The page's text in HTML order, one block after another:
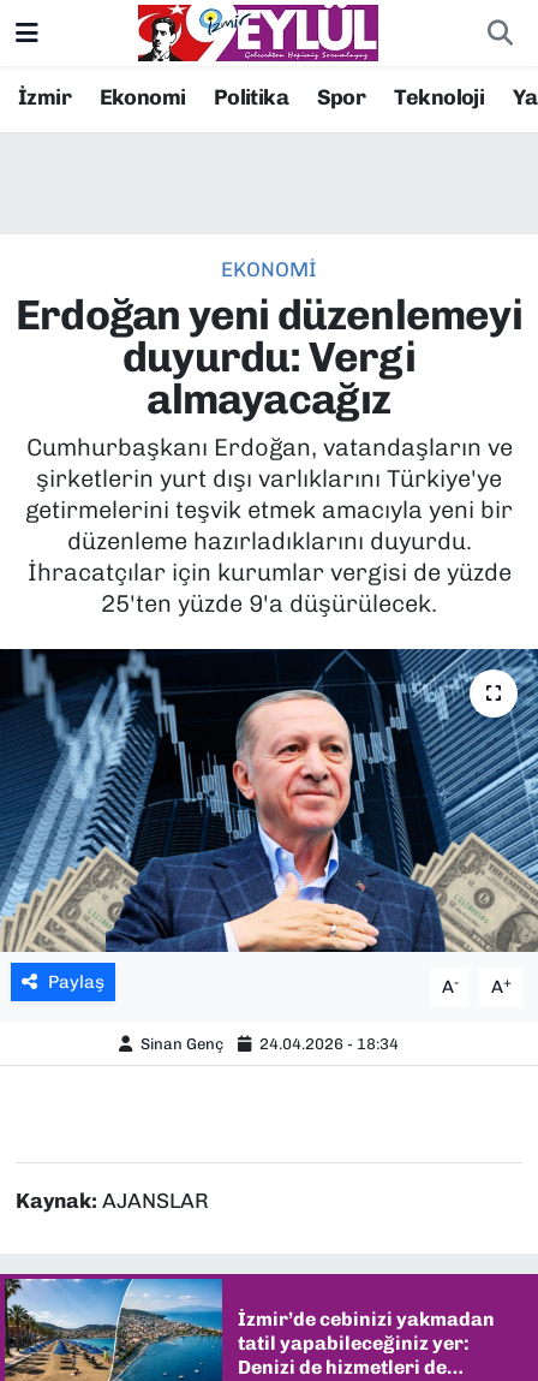
İzmir Ekonomi Politika Spor Teknoloji
EKONOMİ
Erdoğan yeni düzenlemeyi
duyurdu: Vergi
almayacağız
Cumhurbaşkanı Erdoğan, vatandaşların ve
şirketlerin yurt dışı varlıklarını Türkiye'ye
getirmelerini teşvik etmek amacıyla yeni bir
düzenleme hazırladıklarını duyurdu.
İhracatçılar için kurumlar vergisi de yüzde
25'ten yüzde 9'a düşürülecek.
Paylaş A- A+
Sinan Genç 24.04.2026 - 18:34
Kaynak: AJANSLAR
İzmir’de cebinizi yakmadan
tatil yapabileceğiniz yer:
Denizi de hizmetleri de
Resmi İlanlar
EKONOMİ
KÜLTÜR SANAT
MAGAZİN
POLİTİKA
SAĞLIK
SPOR
TEKNOLOJİ
YAŞAM
YEREL YÖNETİMLER
Konak Nöbetçi Eczaneler
Süper Lig Puan Durumu ve Fikstür
Tüm Manşetler
Son Dakika Haberleri
Haber Arşivi